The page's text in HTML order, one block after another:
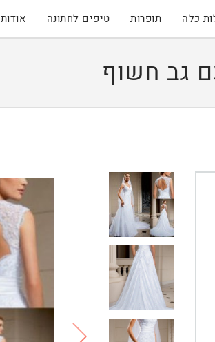
כלה תופרות טיפים לחתונה אודות
גב חשוף